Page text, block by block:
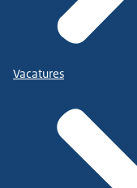
Vacatures